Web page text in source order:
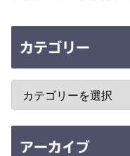
カテゴリー
アーカイブ